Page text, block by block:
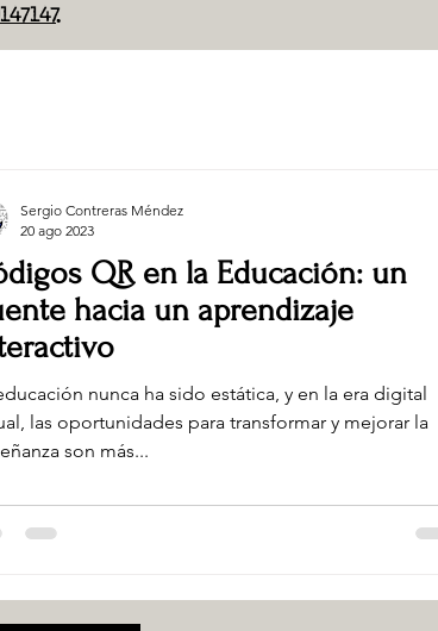
QR en la Educación: un
hacia un aprendizaje
nunca ha sido estática, y en la era digital
las oportunidades para transformar y mejorar la
son más...
Sergio Contreras Méndez
20 ago 2023